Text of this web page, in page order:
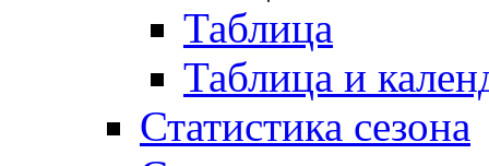
Таблица
Таблица и
Статистика сезона